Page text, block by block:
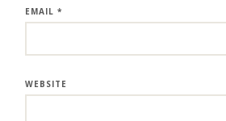
EMAIL*
WEBSITE